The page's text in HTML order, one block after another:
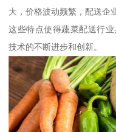
大，价格波动频繁，配送企
这些特点使得蔬菜配送行
技术的不断进步和创新。